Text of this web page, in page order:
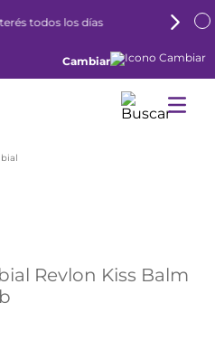
todos los días
Cambiar
Revlon Kiss Balm